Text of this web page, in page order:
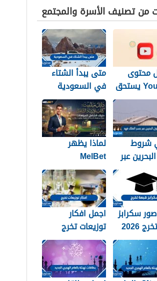
من تصنيف الأسرة والمجتمع
محتوى
YouTube يستحق
بالطريقة
متى يبدأ الشتاء
في السعودية
1448
شروط
عبر
فهد
لماذا يظهر
MelBet
Guidebook في
نتائج البحث أكثر
من صفحات كثيرة؟
سكرابز
2026
اجمل افكار
توزيعات تخرج
2026 بالصور